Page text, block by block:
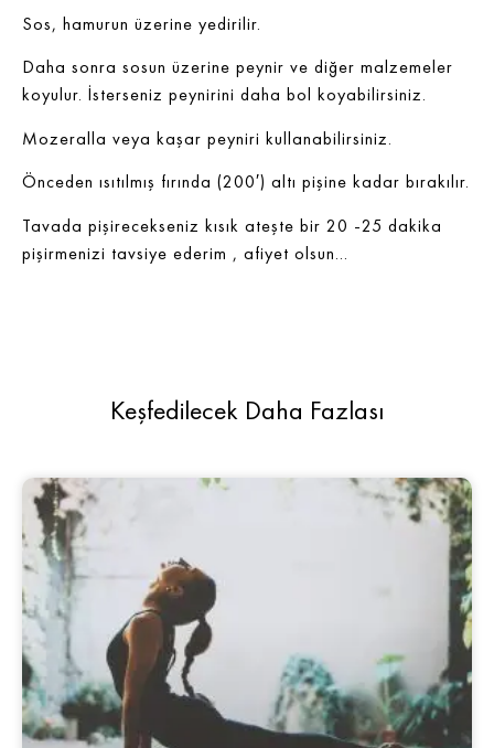
Sos, hamurun üzerine yedirilir.
Daha sonra sosun üzerine peynir ve diğer malzemeler
koyulur. İsterseniz peynirini daha bol koyabilirsiniz.
Mozeralla veya kaşar peyniri kullanabilirsiniz.
Önceden ısıtılmış fırında (200′) altı pişine kadar bırakılır.
Tavada pişirecekseniz kısık ateşte bir 20 -25 dakika
pişirmenizi tavsiye ederim , afiyet olsun…
Keşfedilecek Daha Fazlası